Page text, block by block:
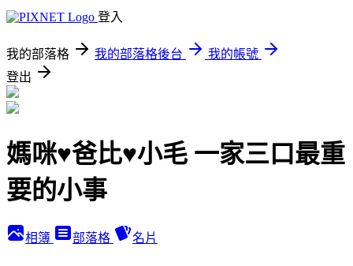
登入
我的部落格 我的部落格後台
我的帳號
登出
媽咪♥爸比♥小毛 一家三口最重
要的小事
相簿 部落格 名片